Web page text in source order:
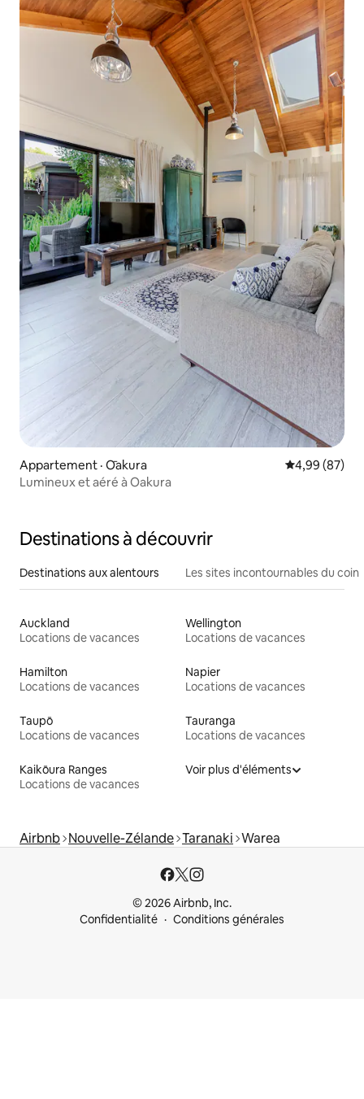
Appartement · Ōakura Note
4,99 (87)
Lumineux et aéré à Oakura
Destinations à découvrir
Destinations aux alentours Les sites incontournables du coin
Auckland
Locations de vacances
Wellington
Locations de vacances
Hamilton
Locations de vacances
Napier
Locations de vacances
Taupō
Locations de vacances
Tauranga
Locations de vacances
Kaikōura Ranges
Locations de vacances
Voir plus d'éléments
Airbnb Nouvelle-Zélande Taranaki Warea
© 2026 Airbnb, Inc.
Confidentialité
Conditions générales